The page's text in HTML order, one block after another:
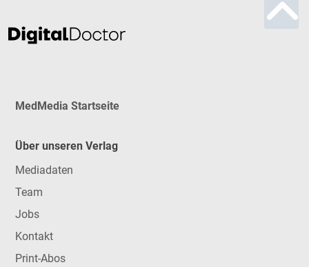
MedMedia Startseite
Über unseren Verlag
Mediadaten
Team
Jobs
Kontakt
Print-Abos